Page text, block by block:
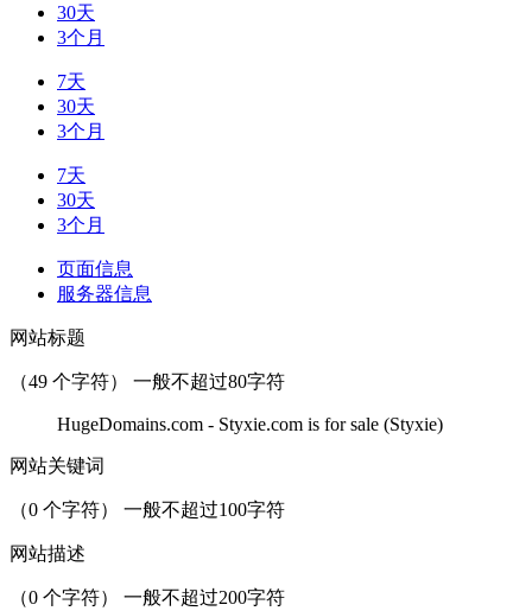
30天
3个月
7天
30天
3个月
7天
30天
3个月
页面信息
服务器信息
网站标题
（49 个字符） 一般不超过80字符
HugeDomains.com - Styxie.com is for sale (Styxie)
网站关键词
（0 个字符） 一般不超过100字符
网站描述
（0 个字符） 一般不超过200字符